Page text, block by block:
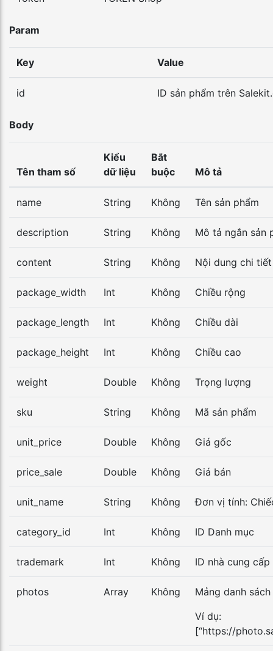
Param
Key Value
id ID sản phẩm trên
Body
Tên tham số
Kiểu
dữ liệu
Bắt
buộc
Mô tả
name String Không Tên sản phẩm
description String Không Mô tả ngắn sản
content String Không Nội dung chi
package_width Int Không Chiều rộng
package_length Int Không Chiều dài
package_height Int Không Chiều cao
weight Double Không Trọng lượng
sku String Không Mã sản phẩm
unit_price Double Không Giá gốc
price_sale Double Không Giá bán
unit_name String Không Đơn vị tính:
category_id Int Không ID Danh mục
trademark Int Không ID nhà cung cấp
photos Array Không
Mảng danh
Ví dụ:
[“https://